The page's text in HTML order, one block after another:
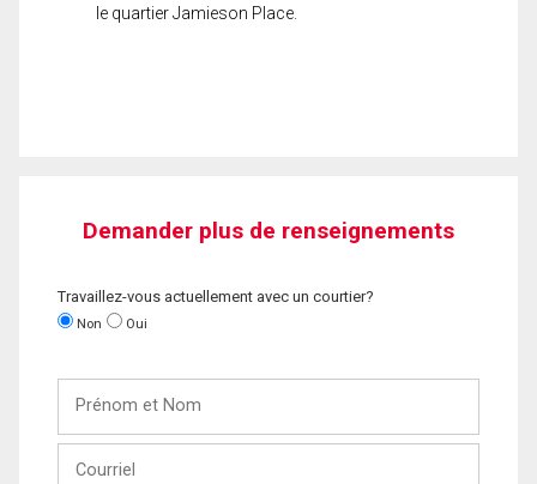
le quartier Jamieson Place.
Demander plus de renseignements
Travaillez-vous actuellement avec un courtier?
Non Oui
Nom